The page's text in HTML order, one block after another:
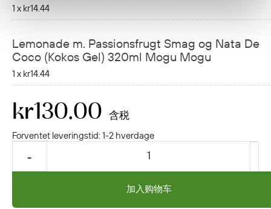
1 x kr14.44
Lemonade m. Passionsfrugt Smag og Nata De
Coco (Kokos Gel) 320ml Mogu Mogu
1 x kr14.44
kr130.00 含税
Forventet leveringstid: 1-2 hverdage
加入购物车